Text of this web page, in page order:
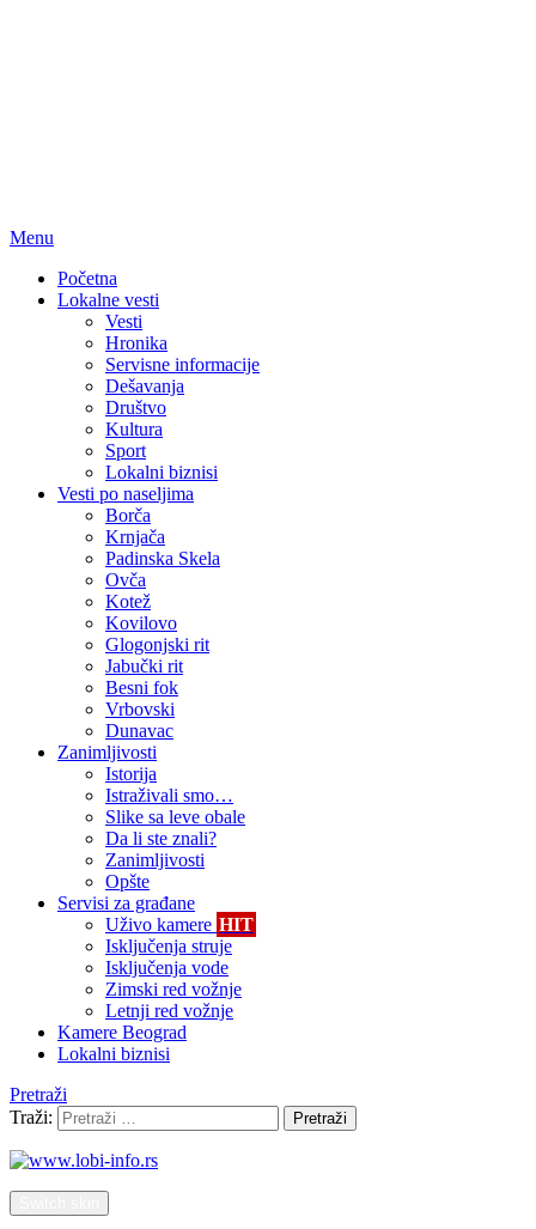
Menu
Početna
Lokalne vesti
Vesti
Hronika
Servisne informacije
Dešavanja
Društvo
Kultura
Sport
Lokalni biznisi
Vesti po naseljima
Borča
Krnjača
Padinska Skela
Ovča
Kotež
Kovilovo
Glogonjski rit
Jabučki rit
Besni fok
Vrbovski
Dunavac
Zanimljivosti
Istorija
Istraživali smo…
Slike sa leve obale
Da li ste znali?
Zanimljivosti
Opšte
Servisi za građane
Uživo kamere HIT
Isključenja struje
Isključenja vode
Zimski red vožnje
Letnji red vožnje
Kamere Beograd
Lokalni biznisi
Pretraži
Traži:
Pretraži